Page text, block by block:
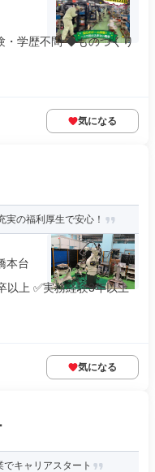
・学歴不問 ◆ものづくり
気になる
実の福利厚生で安心！
本台
以上 ✅実務経験3年以上
気になる
キャリアスタート